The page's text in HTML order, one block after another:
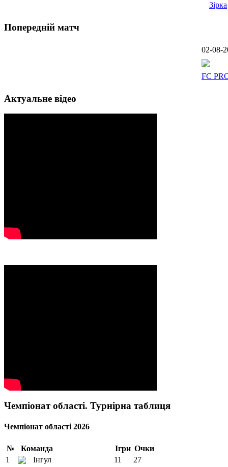
Зірка
Попередній матч
02-08-
FC
Актуальне відео
Чемпіонат області. Турнірна таблиця
Чемпіонат області 2026
№ Команда Ігри Очки
1
Інгул 11
27